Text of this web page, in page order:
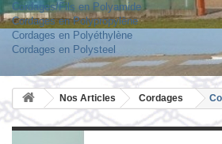
Cordages/Fils en Polyamide
Cordages en Polypropylène
Cordages en Polyéthylène
Cordages en Polysteel
Nos Articles Cordages